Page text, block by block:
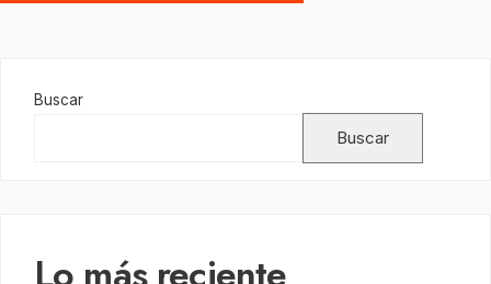
Buscar
Buscar